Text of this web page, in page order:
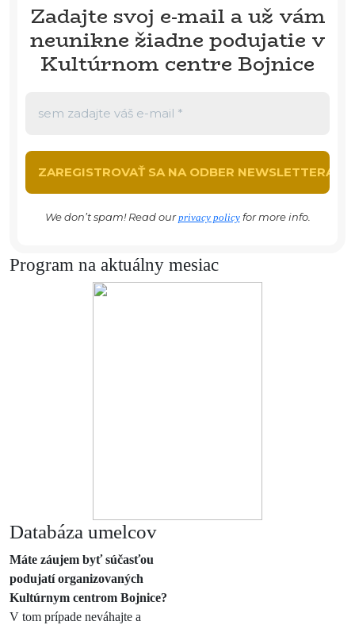
Zadajte svoj e-mail a už vám
neunikne žiadne podujatie v
Kultúrnom centre Bojnice
We don’t spam! Read ourprivacy policyfor more info.
Program na aktuálny mesiac
Databáza umelcov
Máte záujem byť súčasťou
podujatí organizovaných
Kultúrnym centrom Bojnice?
V tom prípade neváhajte a